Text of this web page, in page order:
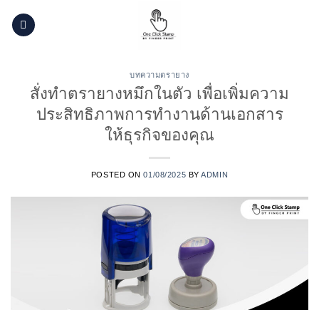
บทความตรายาง
สั่งทำตรายางหมึกในตัว เพื่อเพิ่มความ
ประสิทธิภาพการทำงานด้านเอกสาร
ให้ธุรกิจของคุณ
POSTED ON01/08/2025 BYADMIN